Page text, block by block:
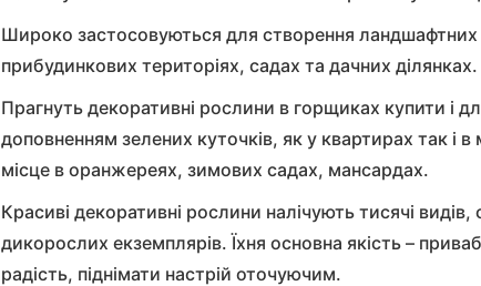
Широко застосовуються для створення ландшафтних
прибудинкових територіях, садах та дачних ділянках.
Прагнуть декоративні рослини в горщиках купити і
доповненням зелених куточків, як у квартирах так і
місце в оранжереях, зимових садах, мансардах.
Красиві декоративні рослини налічують тисячі
дикорослих екземплярів. Їхня основна якість –
радість, піднімати настрій оточуючим.